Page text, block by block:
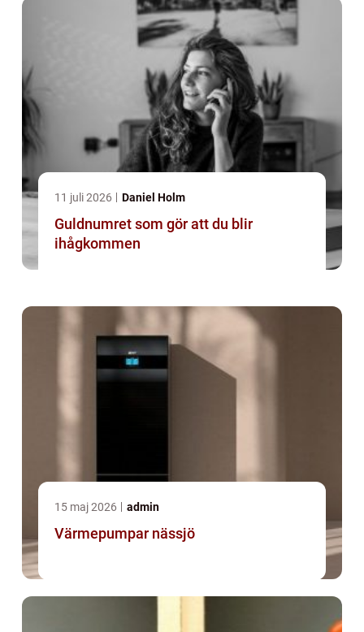
11 juli 2026 Daniel Holm
Guldnumret som gör att du blir
ihågkommen
15 maj 2026 admin
Värmepumpar nässjö